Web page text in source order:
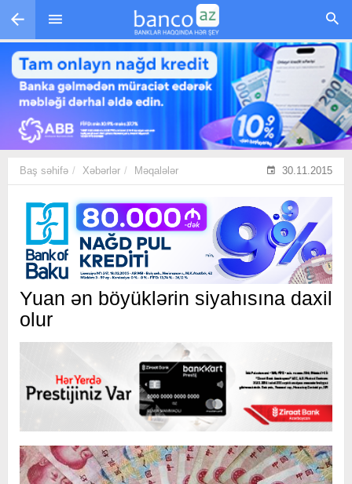
Skip to main content
Baş səhifə Xəbərlər Məqalələr 30.11.2015
Yuan ən böyüklərin siyahısına daxil
olur